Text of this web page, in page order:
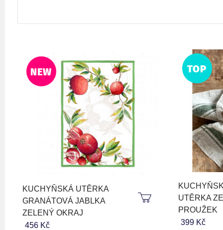
NEW
KUCHYŇSKÁ UTĚRKA
GRANÁTOVÁ JABLKA
ZELENÝ OKRAJ
456 Kč
TOP
UTĚRKA
PROUŽEK
399 Kč